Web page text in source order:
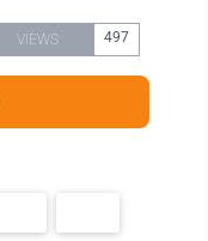
VIEWS 497